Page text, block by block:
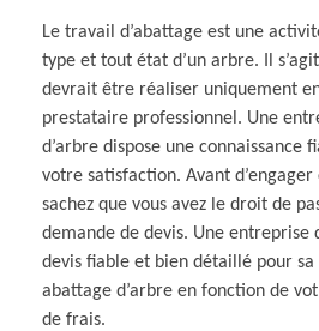
Le travail d’abattage est une
type et tout état d’un arbre. Il
devrait être réaliser uniquement
prestataire professionnel. Une
d’arbre dispose une connaissance
votre satisfaction. Avant
sachez que vous avez le droit de
demande de devis. Une entreprise
devis fiable et bien détaillé pour
abattage d’arbre en fonction de
de frais.